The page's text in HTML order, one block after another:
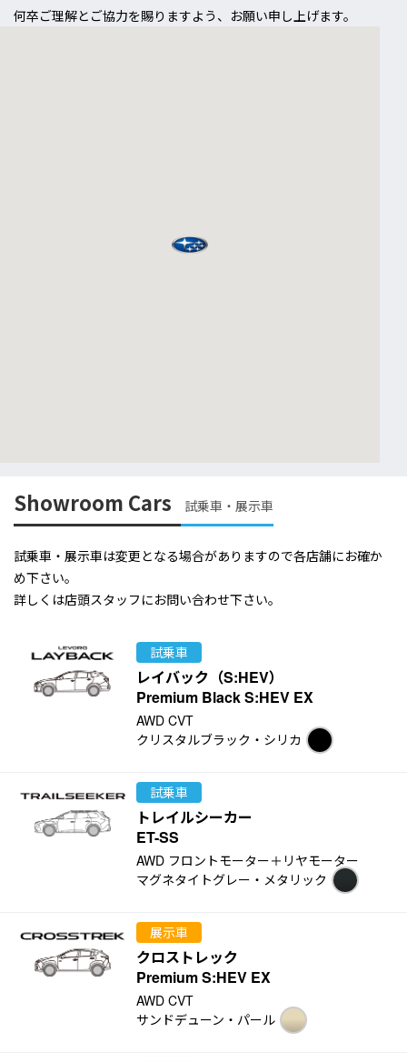
何卒ご理解とご協力を賜りますよう、お願い申し上げます。
Showroom Cars 試乗車・展示車
試乗車・展示車は変更となる場合がありますので各店舗にお確か
め下さい。
詳しくは店頭スタッフにお問い合わせ下さい。
試乗車
レイバック（S:HEV）
Premium Black S:HEV EX
AWD CVT
クリスタルブラック・シリカ
試乗車
トレイルシーカー
ET-SS
AWD フロントモーター＋リヤモーター
マグネタイトグレー・メタリック
展示車
クロストレック
Premium S:HEV EX
AWD CVT
サンドデューン・パール